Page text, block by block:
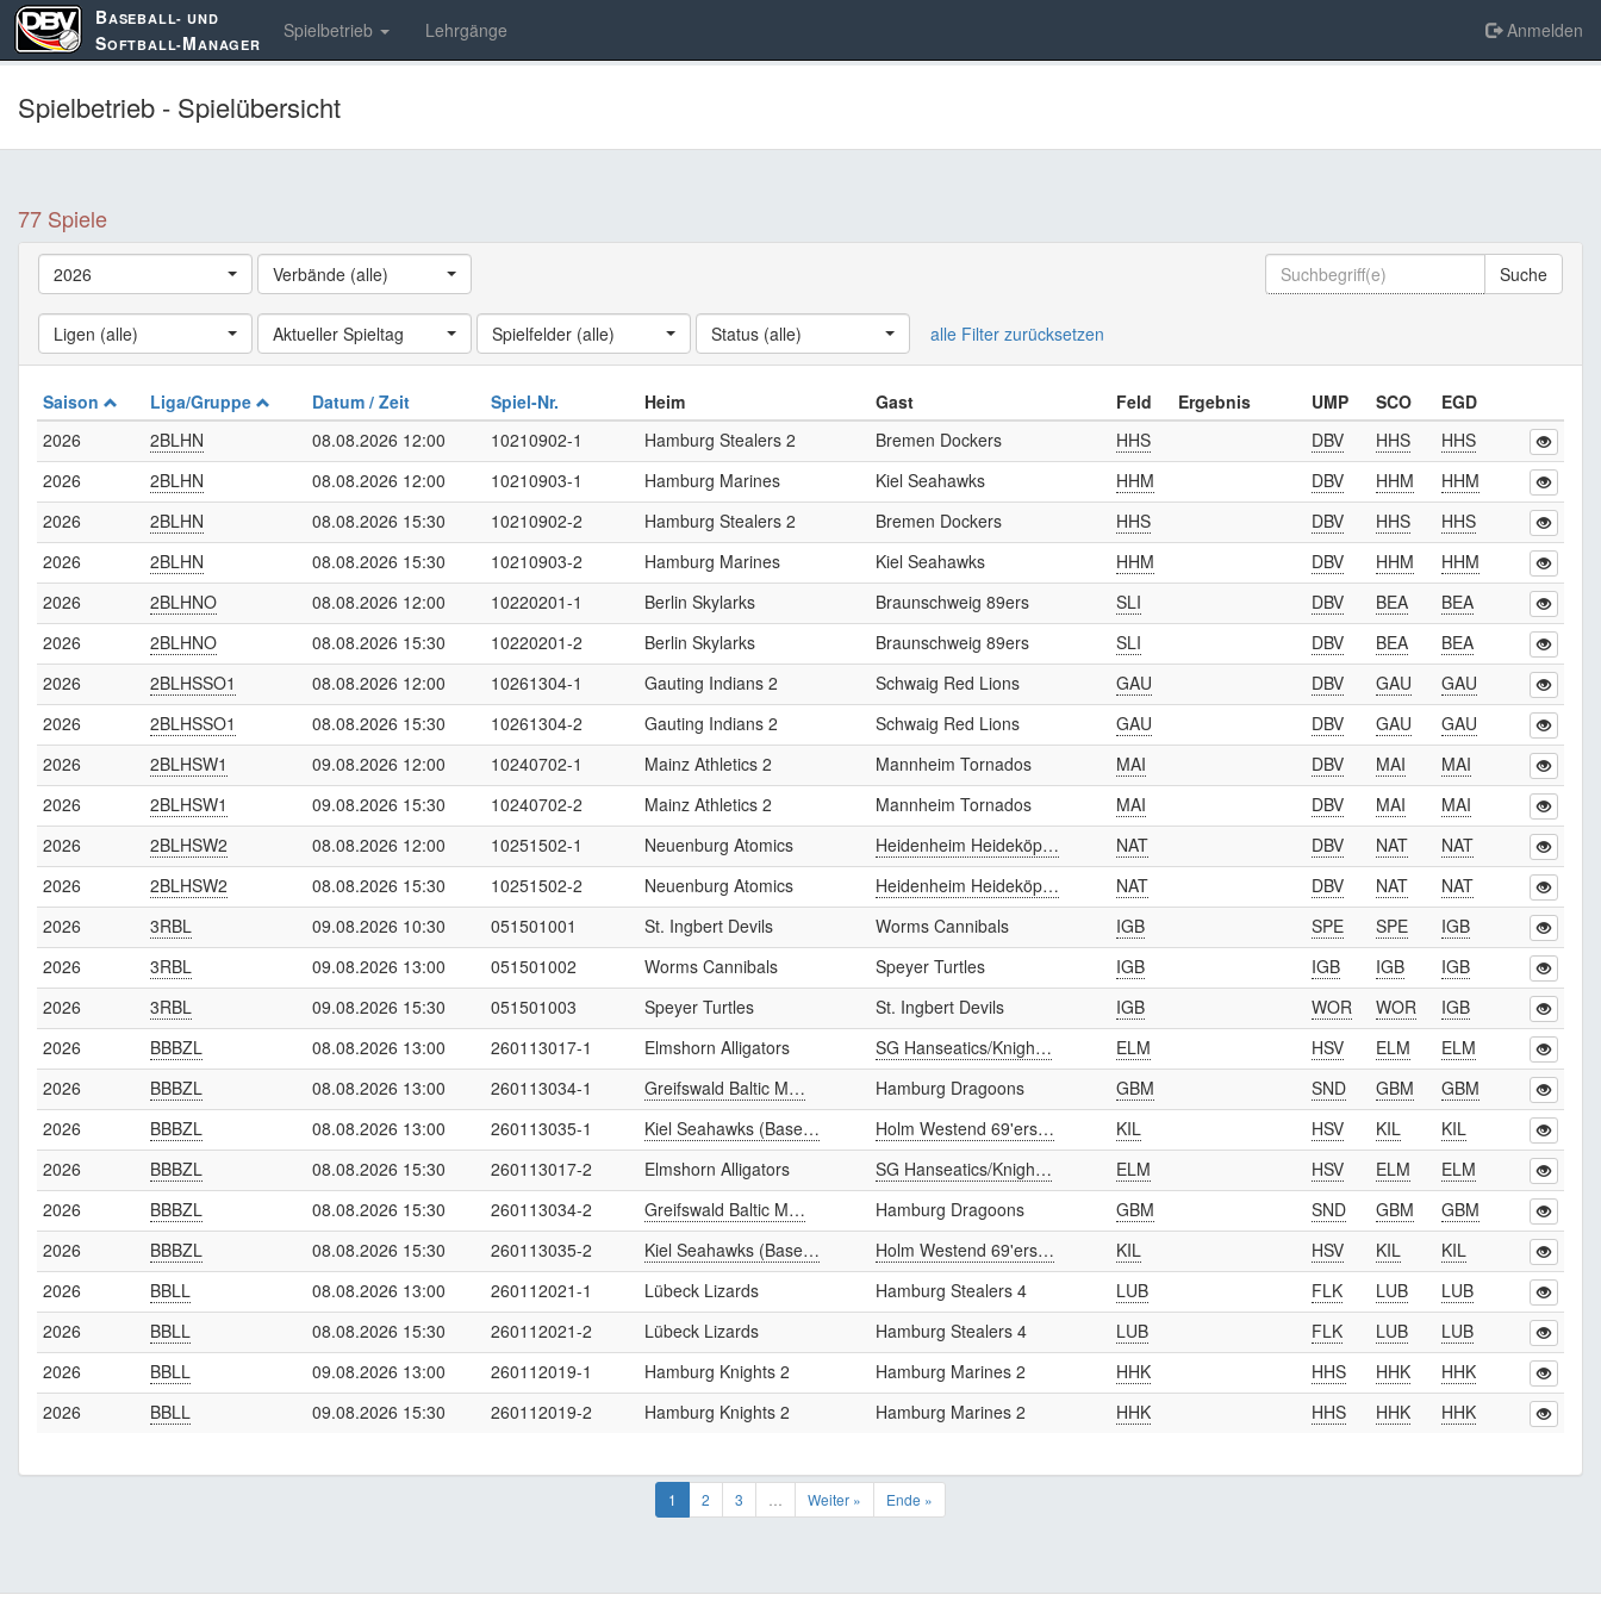
BASEBALL- UND
SOFTBALL-MANAGER
Spielbetrieb Lehrgänge Anmelden
Spielbetrieb - Spielübersicht
77 Spiele
Suche
2026 Verbände (alle)
Ligen (alle) Aktueller Spieltag Spielfelder (alle) Status (alle) alle Filter zurücksetzen
Saison Liga/Gruppe Datum / Zeit Spiel-Nr. Heim Gast Feld Ergebnis UMP SCO
EGD
2026
2BLHN 08.08.2026 12:00 10210902-1 Hamburg Stealers 2 Bremen Dockers HHS DBV HHS
HHS
2026
2BLHN 08.08.2026 12:00 10210903-1 Hamburg Marines Kiel Seahawks HHM DBV HHM
HHM
2026
2BLHN 08.08.2026 15:30 10210902-2 Hamburg Stealers 2 Bremen Dockers HHS DBV HHS
HHS
2026
2BLHN 08.08.2026 15:30 10210903-2 Hamburg Marines Kiel Seahawks HHM DBV HHM
HHM
2026
2BLHNO 08.08.2026 12:00 10220201-1 Berlin Skylarks Braunschweig 89ers SLI DBV BEA
BEA
2026
2BLHNO 08.08.2026 15:30 10220201-2 Berlin Skylarks Braunschweig 89ers SLI DBV BEA
BEA
2026
2BLHSSO1 08.08.2026 12:00 10261304-1 Gauting Indians 2 Schwaig Red Lions GAU DBV GAU
GAU
2026
2BLHSSO1 08.08.2026 15:30 10261304-2 Gauting Indians 2 Schwaig Red Lions GAU DBV GAU
GAU
2026
2BLHSW1 09.08.2026 12:00 10240702-1 Mainz Athletics 2 Mannheim Tornados MAI DBV MAI
MAI
2026
2BLHSW1 09.08.2026 15:30 10240702-2 Mainz Athletics 2 Mannheim Tornados MAI DBV MAI
MAI
2026
2BLHSW2 08.08.2026 12:00 10251502-1 Neuenburg Atomics Heidenheim Heideköp… NAT DBV NAT
NAT
2026
2BLHSW2 08.08.2026 15:30 10251502-2 Neuenburg Atomics Heidenheim Heideköp… NAT DBV NAT
NAT
2026
3RBL 09.08.2026 10:30 051501001 St. Ingbert Devils Worms Cannibals IGB SPE SPE
IGB
2026
3RBL 09.08.2026 13:00 051501002 Worms Cannibals Speyer Turtles IGB IGB IGB
IGB
2026
3RBL 09.08.2026 15:30 051501003 Speyer Turtles St. Ingbert Devils IGB WOR WOR
IGB
2026
BBBZL 08.08.2026 13:00 260113017-1 Elmshorn Alligators SG Hanseatics/Knigh… ELM HSV ELM
ELM
2026
BBBZL 08.08.2026 13:00 260113034-1 Greifswald Baltic M… Hamburg Dragoons GBM SND GBM
GBM
2026
BBBZL 08.08.2026 13:00 260113035-1 Kiel Seahawks (Base… Holm Westend 69'ers… KIL HSV KIL
KIL
2026
BBBZL 08.08.2026 15:30 260113017-2 Elmshorn Alligators SG Hanseatics/Knigh… ELM HSV ELM
ELM
2026
BBBZL 08.08.2026 15:30 260113034-2 Greifswald Baltic M… Hamburg Dragoons GBM SND GBM
GBM
2026
BBBZL 08.08.2026 15:30 260113035-2 Kiel Seahawks (Base… Holm Westend 69'ers… KIL HSV KIL
KIL
2026
BBLL 08.08.2026 13:00 260112021-1 Lübeck Lizards Hamburg Stealers 4 LUB FLK LUB
LUB
2026
BBLL 08.08.2026 15:30 260112021-2 Lübeck Lizards Hamburg Stealers 4 LUB FLK LUB
LUB
2026
BBLL 09.08.2026 13:00 260112019-1 Hamburg Knights 2 Hamburg Marines 2 HHK HHS HHK
HHK
2026
BBLL 09.08.2026 15:30 260112019-2 Hamburg Knights 2 Hamburg Marines 2 HHK HHS HHK HHK
1 2 3 Weiter » Ende »